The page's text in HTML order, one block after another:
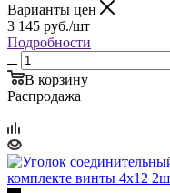
Варианты цен
3 145 руб./шт
Подробности
В корзину
Распродажа